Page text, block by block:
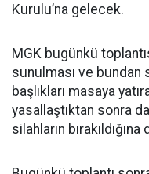
Kurulu’na gelecek.
MGK bugünkü
sunulması ve bundan
başlıkları masaya
yasallaştıktan sonra
silahların